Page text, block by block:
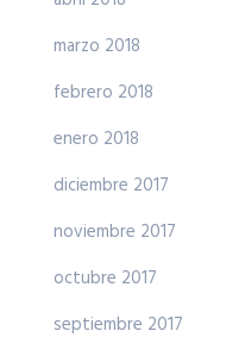
marzo 2018
febrero 2018
enero 2018
diciembre 2017
noviembre 2017
octubre 2017
septiembre 2017